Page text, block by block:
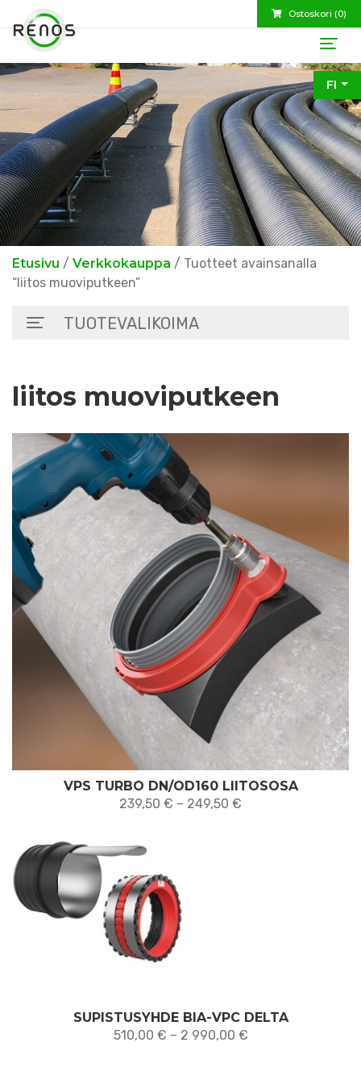
Ostoskori (0)
FI
Etusivu / Verkkokauppa / Tuotteet avainsanalla
“liitos muoviputkeen”
TUOTEVALIKOIMA
liitos muoviputkeen
VPS TURBO DN/OD160 LIITOSOSA
239,50 € – 249,50 €
SUPISTUSYHDE BIA-VPC DELTA
510,00 € – 2 990,00 €Hintaluokka: